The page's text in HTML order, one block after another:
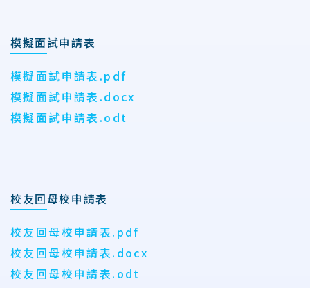
模擬面試申請表
模擬面試申請表.pdf
模擬面試申請表.docx
模擬面試申請表.odt
校友回母校申請表
校友回母校申請表.pdf
校友回母校申請表.docx
校友回母校申請表.odt